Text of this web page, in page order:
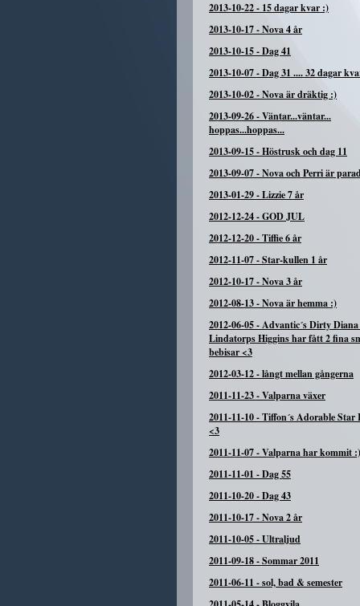
2013-10-22- 15 dagar kvar :)
2013-10-17-Nova 4 år
2013-10-15-Dag 41
2013-10-07-Dag 31 .... 32 dagar
2013-10-02-Nova är dräktig :)
2013-09-26-Väntar...väntar...
hoppas...hoppas...
2013-09-15-Höstrusk och dag 11
2013-09-07-Nova och Perri är
2013-01-29-Lizzie 7 år
2012-12-24-GOD JUL
2012-12-20-Tiffie 6 år
2012-11-07-Star-kullen 1 år
2012-10-17-Nova 3 år
2012-08-13-Nova är hemma :)
2012-06-05-Advantic´s Dirty
Lindatorps Higgins har fått 2 fina
bebisar <3
2012-03-12-långt mellan gångerna
2011-11-23-Valparna växer
2011-11-10-Tiffon´s Adorable Star
<3
2011-11-07-Valparna har kommit :)
2011-11-01 -Dag 55
2011-10-20-Dag 43
2011-10-17-Nova 2 år
2011-10-05-Ultraljud
2011-09-18-Sommar 2011
2011-06-11 -sol, bad & semester